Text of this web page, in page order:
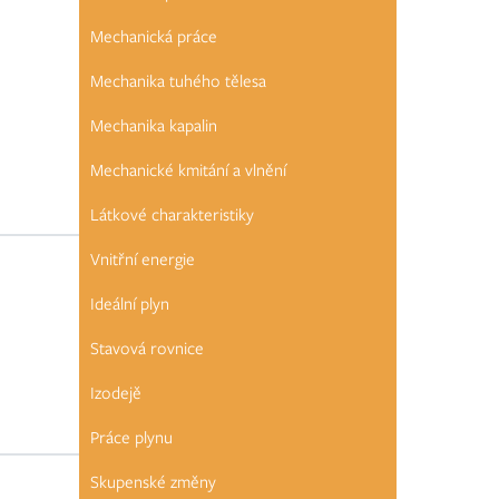
Mechanická práce
Mechanika tuhého tělesa
Mechanika kapalin
Mechanické kmitání a vlnění
Látkové charakteristiky
Vnitřní energie
Ideální plyn
Stavová rovnice
Izodejě
Práce plynu
Skupenské změny